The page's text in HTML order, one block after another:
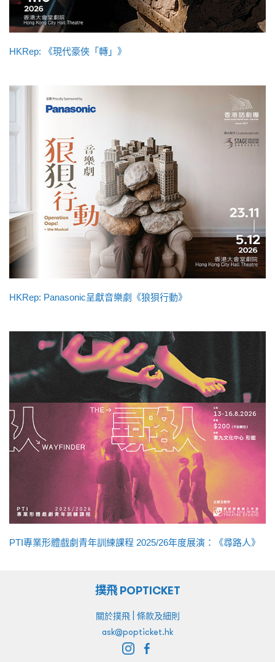
HKRep: 《現代豪俠「轉」》
HKRep: Panasonic呈獻音樂劇《狼狽行動》
PTI專業形體戲劇青年訓練課程 2025/26年度展演：《尋路人》
撲飛 POPTICKET
關於撲飛| 條款及細則
ask@popticket.hk